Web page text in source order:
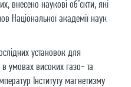
внесено наукові об’єкти, які
Національної академії наук
установок для
умовах високих газо- та
Інституту магнетизму